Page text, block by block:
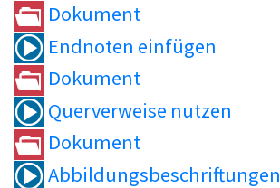
Dokument
Endnoten einfügen
Dokument
Querverweise nutzen
Dokument
Abbildungsbeschriftungen